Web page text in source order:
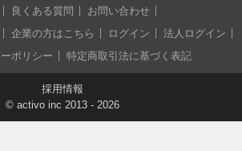
良くある質問
お問い合わせ
企業の方はこちら ログイン
法人ログイン
ポリシー 特定商取引法に基づく表記
採用情報
© activo inc 2013 - 2026